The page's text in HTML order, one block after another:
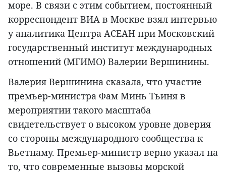
море. В связи с этим событием, постоянный
корреспондент ВИА в Москве взял интервью
у аналитика Центра АСЕАН при Московский
государственный институт международных
отношений (МГИМО) Валерии Вершинины.
Валерия Вершинина сказала, что участие
премьер-министра Фам Минь Тьиня в
мероприятии такого масштаба
свидетельствует о высоком уровне доверия
со стороны международного сообщества к
Вьетнаму. Премьер-министр верно указал на
то, что современные вызовы морской